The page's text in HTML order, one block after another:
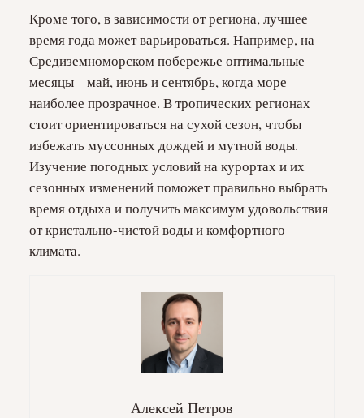
Кроме того, в зависимости от региона, лучшее
время года может варьироваться. Например, на
Средиземноморском побережье оптимальные
месяцы – май, июнь и сентябрь, когда море
наиболее прозрачное. В тропических регионах
стоит ориентироваться на сухой сезон, чтобы
избежать муссонных дождей и мутной воды.
Изучение погодных условий на курортах и их
сезонных изменений поможет правильно выбрать
время отдыха и получить максимум удовольствия
от кристально-чистой воды и комфортного
климата.
Алексей Петров